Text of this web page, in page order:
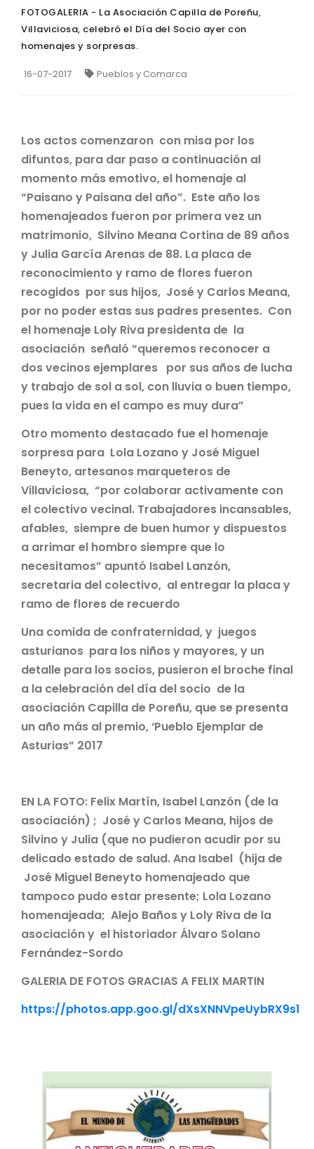
FOTOGALERIA - La Asociación Capilla de Poreñu,
Villaviciosa, celebró el Día del Socio ayer con
homenajes y sorpresas.
16-07-2017 Pueblos y Comarca
Los actos comenzaron con misa por los
difuntos, para dar paso a continuación al
momento más emotivo, el homenaje al
“Paisano y Paisana del año”. Este año los
homenajeados fueron por primera vez un
matrimonio, Silvino Meana Cortina de 89 años
y Julia García Arenas de 88. La placa de
reconocimiento y ramo de flores fueron
recogidos por sus hijos, José y Carlos Meana,
por no poder estas sus padres presentes. Con
el homenaje Loly Riva presidenta de la
asociación señaló “queremos reconocer a
dos vecinos ejemplares por sus años de lucha
y trabajo de sol a sol, con lluvia o buen tiempo,
pues la vida en el campo es muy dura”
Otro momento destacado fue el homenaje
sorpresa para Lola Lozano y José Miguel
Beneyto, artesanos marqueteros de
Villaviciosa, “por colaborar activamente con
el colectivo vecinal. Trabajadores incansables,
afables, siempre de buen humor y dispuestos
a arrimar el hombro siempre que lo
necesitamos” apuntó Isabel Lanzón,
secretaria del colectivo, al entregar la placa y
ramo de flores de recuerdo
Una comida de confraternidad, y juegos
asturianos para los niños y mayores, y un
detalle para los socios, pusieron el broche final
a la celebración del día del socio de la
asociación Capilla de Poreñu, que se presenta
un año más al premio, ‘Pueblo Ejemplar de
Asturias” 2017
EN LA FOTO: Felix Martín, Isabel Lanzón (de la
asociación) ; José y Carlos Meana, hijos de
Silvino y Julia (que no pudieron acudir por su
delicado estado de salud. Ana Isabel (hija de
José Miguel Beneyto homenajeado que
tampoco pudo estar presente; Lola Lozano
homenajeada; Alejo Baños y Loly Riva de la
asociación y el historiador Álvaro Solano
Fernández-Sordo
GALERIA DE FOTOS GRACIAS A FELIX MARTIN
https://photos.app.goo.gl/dXsXNNVpeUybRX9s1